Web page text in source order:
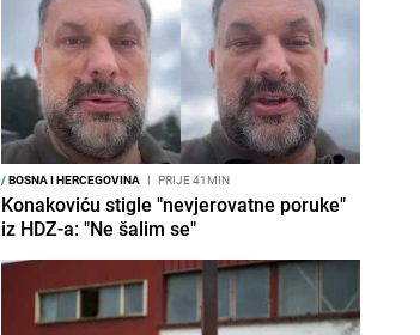
/BOSNA I HERCEGOVINA I PRIJE 41MIN
Konakoviću stigle "nevjerovatne poruke"
iz HDZ-a: "Ne šalim se"